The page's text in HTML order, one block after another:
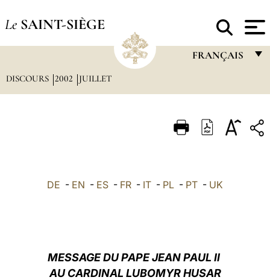
Le SAINT-SIÈGE
FRANÇAIS
ITALIANO
中文
DISCOURS 2002 JUILLET
DE - EN - ES - FR - IT - PL - PT - UK
MESSAGE DU PAPE JEAN PAUL II
AU CARDINAL LUBOMYR HUSAR